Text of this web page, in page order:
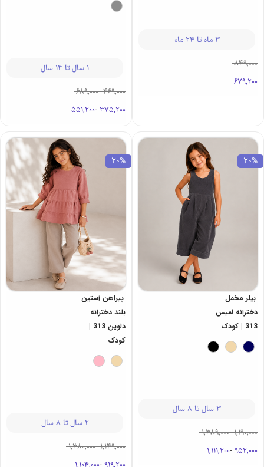
3 ماه تا 24 ماه
849,000
679,200
1 سال تا 13 سال
469,000
-
689,000
375,200
-
551,200
20%
بیلر مخمل
دخترانه لمیس
313 | کودک
3 سال تا 8 سال
1,190,000
-
1,389,000
952,000
-
1,111,200
20%
پیراهن آستین
بلند دخترانه
دلوین 313 |
کودک
2 سال تا 8 سال
1,149,000
-
1,380,000